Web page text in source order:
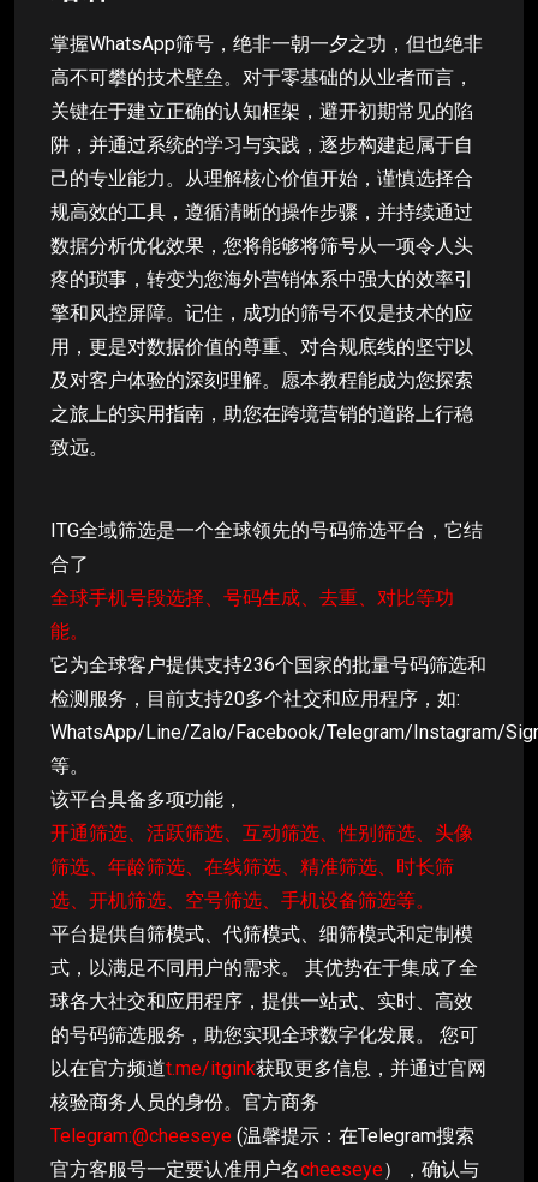
掌握WhatsApp筛号，绝非一朝一夕之功，但也绝非
高不可攀的技术壁垒。对于零基础的从业者而言，
关键在于建立正确的认知框架，避开初期常见的陷
阱，并通过系统的学习与实践，逐步构建起属于自
己的专业能力。从理解核心价值开始，谨慎选择合
规高效的工具，遵循清晰的操作步骤，并持续通过
数据分析优化效果，您将能够将筛号从一项令人头
疼的琐事，转变为您海外营销体系中强大的效率引
擎和风控屏障。记住，成功的筛号不仅是技术的应
用，更是对数据价值的尊重、对合规底线的坚守以
及对客户体验的深刻理解。愿本教程能成为您探索
之旅上的实用指南，助您在跨境营销的道路上行稳
致远。
ITG全域筛选是一个全球领先的号码筛选平台，它结
合了
全球手机号段选择、号码生成、去重、对比等功
能。
它为全球客户提供支持236个国家的批量号码筛选和
检测服务，目前支持20多个社交和应用程序，如:
WhatsApp/Line/Zalo/Facebook/Telegram/Instagram/
等。
该平台具备多项功能，
开通筛选、活跃筛选、互动筛选、性别筛选、头像
筛选、年龄筛选、在线筛选、精准筛选、时长筛
选、开机筛选、空号筛选、手机设备筛选等。
平台提供自筛模式、代筛模式、细筛模式和定制模
式，以满足不同用户的需求。 其优势在于集成了全
球各大社交和应用程序，提供一站式、实时、高效
的号码筛选服务，助您实现全球数字化发展。 您可
以在官方频道t.me/itgink获取更多信息，并通过官网
核验商务人员的身份。官方商务
Telegram:@cheeseye (温馨提示：在Telegram搜索
官方客服号一定要认准用户名cheeseye），确认与